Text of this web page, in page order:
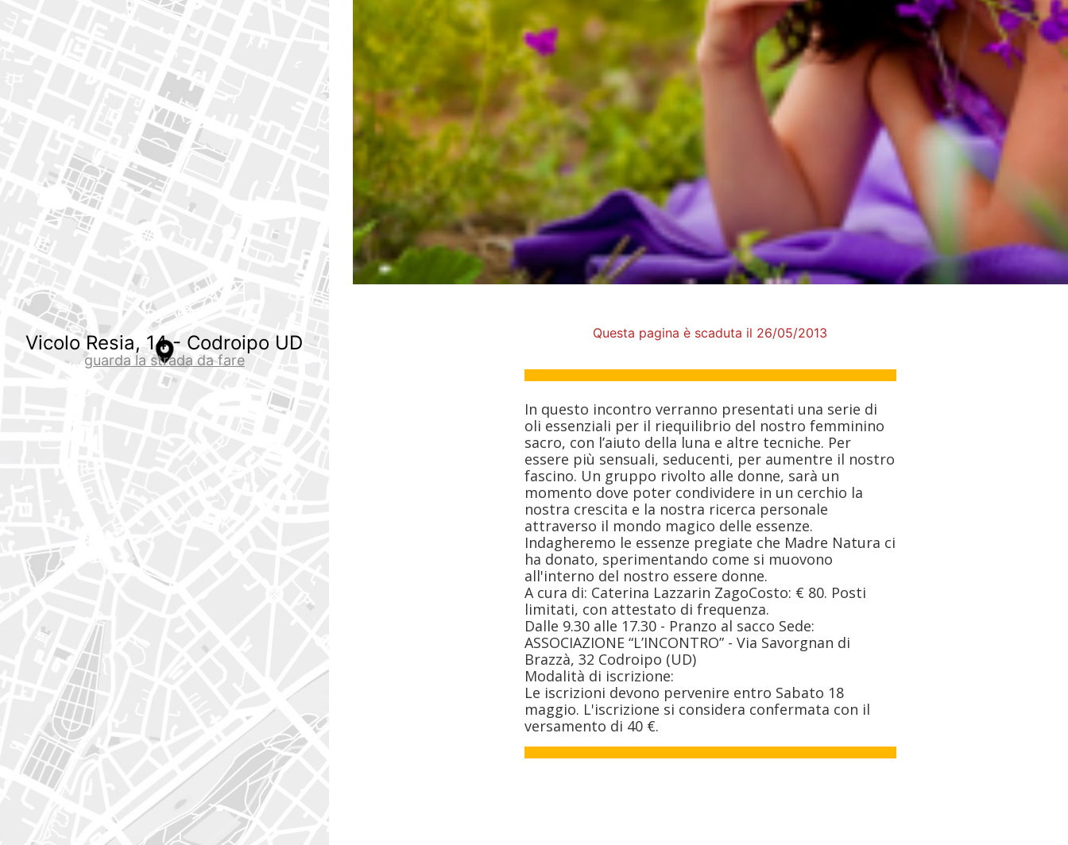
Vicolo Resia, 14 - Codroipo UD
guarda la strada da fare
Questa pagina è scaduta il 26/05/2013
In questo incontro verranno presentati una serie di
oli essenziali per il riequilibrio del nostro femminino
sacro, con l’aiuto della luna e altre tecniche. Per
essere più sensuali, seducenti, per aumentre il nostro
fascino. Un gruppo rivolto alle donne, sarà un
momento dove poter condividere in un cerchio la
nostra crescita e la nostra ricerca personale
attraverso il mondo magico delle essenze.
Indagheremo le essenze pregiate che Madre Natura ci
ha donato, sperimentando come si muovono
all'interno del nostro essere donne.
A cura di: Caterina Lazzarin ZagoCosto: € 80. Posti
limitati, con attestato di frequenza.
Dalle 9.30 alle 17.30 - Pranzo al sacco Sede:
ASSOCIAZIONE “L’INCONTRO” - Via Savorgnan di
Brazzà, 32 Codroipo (UD)
Modalità di iscrizione:
Le iscrizioni devono pervenire entro Sabato 18
maggio. L'iscrizione si considera confermata con il
versamento di 40 €.